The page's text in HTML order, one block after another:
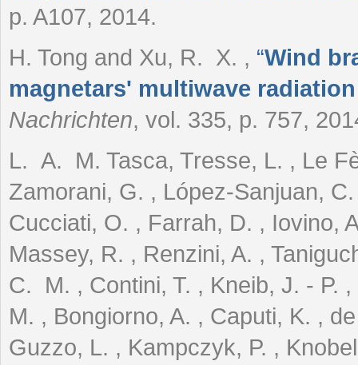
p. A107, 2014.
H. Tong and Xu, R. X. , “Wind
magnetars' multiwave
Nachrichten, vol. 335, p. 757,
L. A. M. Tasca, Tresse, L. , Le
Zamorani, G. , López-Sanjuan,
Cucciati, O. , Farrah, D. , Iovino,
Massey, R. , Renzini, A. ,
C. M. , Contini, T. , Kneib, J. - P.
M. , Bongiorno, A. , Caputi, K. ,
Guzzo, L. , Kampczyk, P. ,